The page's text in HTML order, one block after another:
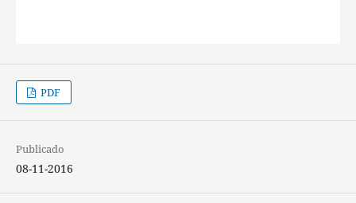
PDF
Publicado
08-11-2016